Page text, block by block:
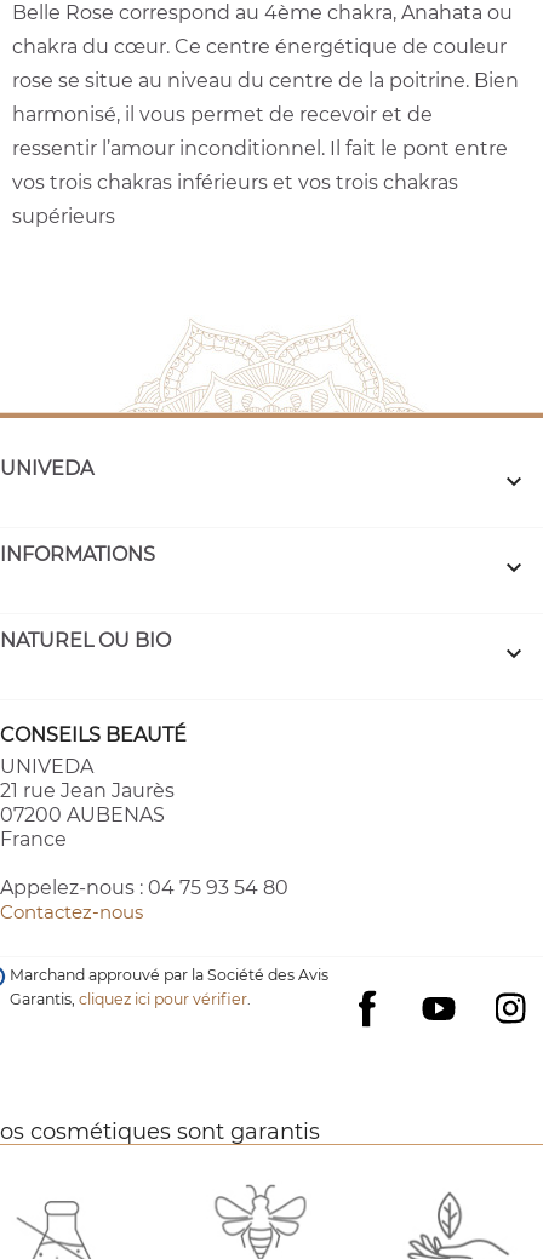
Belle Rose correspond au 4ème chakra, Anahata ou
chakra du cœur. Ce centre énergétique de couleur
rose se situe au niveau du centre de la poitrine. Bien
harmonisé, il vous permet de recevoir et de
ressentir l’amour inconditionnel. Il fait le pont entre
vos trois chakras inférieurs et vos trois chakras
supérieurs
UNIVEDA 
INFORMATIONS 
NATUREL OU BIO 
CONSEILS BEAUTÉ
UNIVEDA
21 rue Jean Jaurès
07200 AUBENAS
France
Appelez-nous : 04 75 93 54 80
Contactez-nous
Facebook
YouTube
Marchand approuvé par la Société des Avis
Garantis,cliquez ici pour vérifier.
cosmétiques sont garantis